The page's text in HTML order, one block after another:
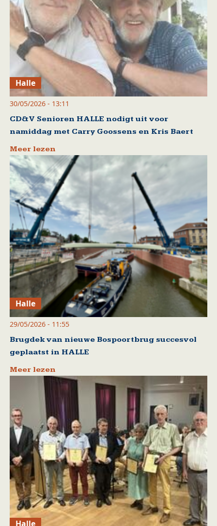
Halle
30/05/2026 - 13:11
CD&V Senioren HALLE nodigt uit voor
namiddag met Carry Goossens en Kris Baert
Meer lezen
Halle
29/05/2026 - 11:55
Brugdek van nieuwe Bospoortbrug succesvol
geplaatst in HALLE
Meer lezen
Halle